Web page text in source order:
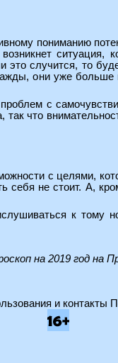
пониманию
ситуация,
это случится, то
они уже
с
что
с целями,
себя не стоит. А,
к
на 2019 год на
и контакты